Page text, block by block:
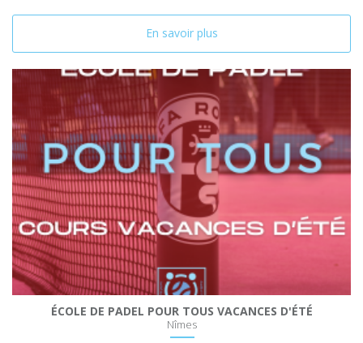
En savoir plus
ÉCOLE DE PADEL POUR TOUS VACANCES D'ÉTÉ
Nîmes